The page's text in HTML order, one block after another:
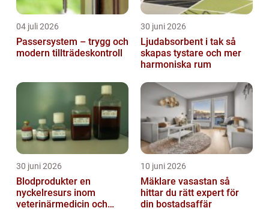
04 juli 2026
Passersystem – trygg och
modern tillträdeskontroll
30 juni 2026
Ljudabsorbent i tak så
skapas tystare och mer
harmoniska rum
30 juni 2026
Blodprodukter en
nyckelresurs inom
veterinärmedicin och
10 juni 2026
Mäklare vasastan så
hittar du rätt expert för
din bostadsaffär